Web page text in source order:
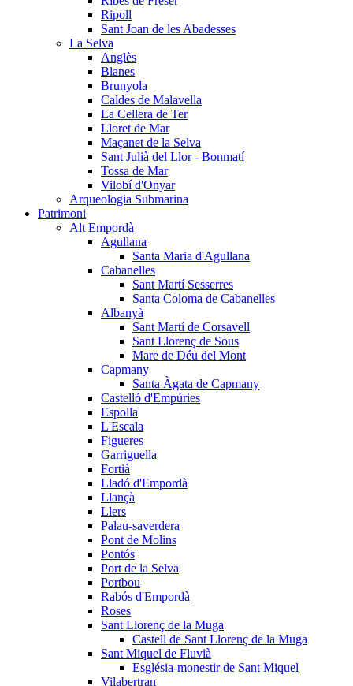
Ripoll
Sant Joan de les Abadesses
La Selva
Anglès
Blanes
Brunyola
Caldes de Malavella
La Cellera de Ter
Lloret de Mar
Maçanet de la Selva
Sant Julià del Llor - Bonmatí
Tossa de Mar
Vilobí d'Onyar
Arqueologia Submarina
Patrimoni
Alt Empordà
Agullana
Santa Maria d'Agullana
Cabanelles
Sant Martí Sesserres
Santa Coloma de Cabanelles
Albanyà
Sant Martí de Corsavell
Sant Llorenç de Sous
Mare de Déu del Mont
Capmany
Santa Àgata de Capmany
Castelló d'Empúries
Espolla
L'Escala
Figueres
Garriguella
Fortià
Lladó d'Empordà
Llançà
Llers
Palau-saverdera
Pont de Molins
Pontós
Port de la Selva
Portbou
Rabós d'Empordà
Roses
Sant Llorenç de la Muga
Castell de Sant Llorenç de la Muga
Sant Miquel de Fluvià
Església-monestir de Sant Miquel
Vilabertran